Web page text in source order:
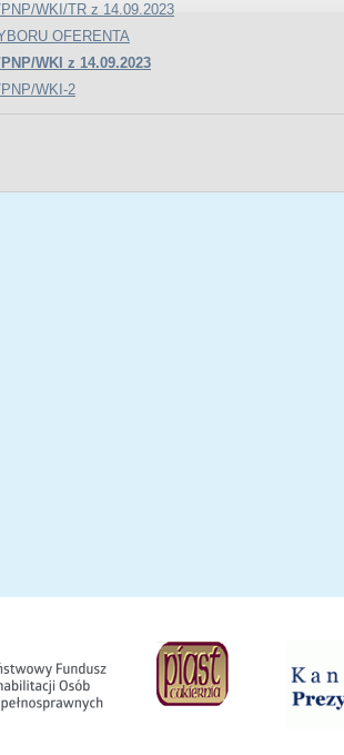
WKI/TR z 14.09.2023
OFERENTA
WKI z 14.09.2023
WKI-2